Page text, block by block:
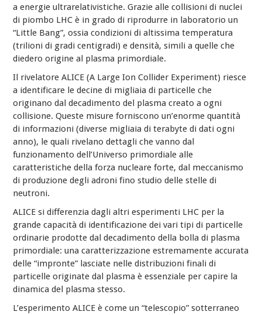
a energie ultrarelativistiche. Grazie alle collisioni di nuclei
di piombo LHC è in gradodi riprodurre in laboratorio un
“Little Bang”, ossia condizioni di altissima temperatura
(trilioni di gradi centigradi) e densità,simili a quelle che
diedero origine al plasma primordiale.
Il rivelatore ALICE (A Large Ion Collider Experiment) riesce
a identificare le decine di migliaia di particelle che
originano dal decadimento del plasma creato a ogni
collisione. Queste misure forniscono un’enorme quantità
di informazioni (diverse migliaia diterabyte di dati ogni
anno), le quali rivelano dettagli che vanno dal
funzionamento dell’Universo primordiale alle
caratteristiche della forza nucleare forte, dal meccanismo
di produzione degli adroni fino studio delle stelle di
neutroni.
ALICE si differenzia dagli altri esperimenti LHC per la
grande capacità di identificazione dei vari tipi di particelle
ordinarie prodotte dal decadimento della bolla di plasma
primordiale: una caratterizzazione estremamente accurata
delle “impronte” lasciate nelle distribuzioni finali di
particelle originate dal plasma è essenziale per capire la
dinamica del plasma stesso.
L’esperimento ALICE è come un “telescopio” sotterraneo